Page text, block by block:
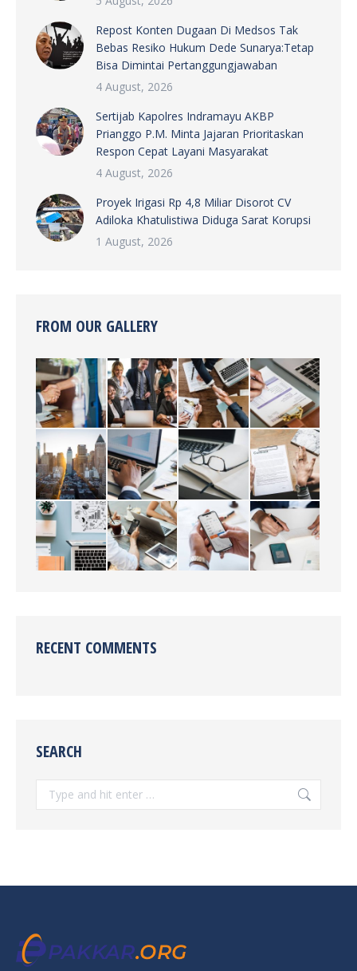
Repost Konten Dugaan Di Medsos Tak
Bebas Resiko Hukum Dede Sunarya:Tetap
Bisa Dimintai Pertanggungjawaban
4 August, 2026
Sertijab Kapolres Indramayu AKBP
Prianggo P.M. Minta Jajaran Prioritaskan
Respon Cepat Layani Masyarakat
4 August, 2026
Proyek Irigasi Rp 4,8 Miliar Disorot CV
Adiloka Khatulistiwa Diduga Sarat Korupsi
1 August, 2026
FROM OUR GALLERY
RECENT COMMENTS
SEARCH
Search: